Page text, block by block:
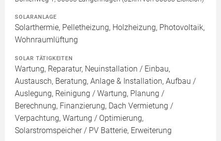
SOLARANLAGE
Solarthermie, Pelletheizung, Holzheizung, Photovoltaik,
Wohnraumlüftung
SOLAR TÄTIGKEITEN
Wartung, Reparatur, Neuinstallation / Einbau,
Austausch, Beratung, Anlage & Installation, Aufbau /
Auslegung, Reinigung / Wartung, Planung /
Berechnung, Finanzierung, Dach Vermietung /
Verpachtung, Wartung / Optimierung,
Solarstromspeicher / PV Batterie, Erweiterung